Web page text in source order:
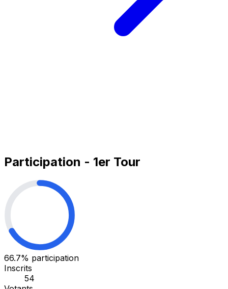
Participation - 1er Tour
66.7% participation
Inscrits
54